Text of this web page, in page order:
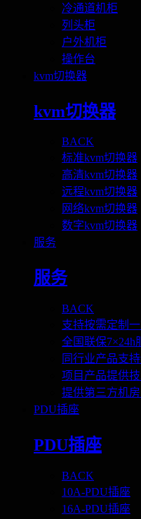
冷通道机柜
列头柜
户外机柜
操作台
kvm切换器
kvm切换器
BACK
标准kvm切换器
高清kvm切换器
远程kvm切换器
网络kvm切换器
数字kvm切换器
服务
服务
BACK
支持按需定制
全国联保7×24h
同行业产品支
项目产品提供
提供第三方机
PDU插座
PDU插座
BACK
10A-PDU插座
16A-PDU插座